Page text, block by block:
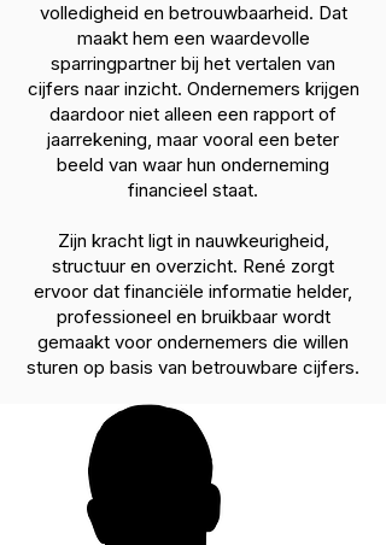
volledigheid en betrouwbaarheid. Dat
maakt hem een waardevolle
sparringpartner bij het vertalen van
cijfers naar inzicht. Ondernemers krijgen
daardoor niet alleen een rapport of
jaarrekening, maar vooral een beter
beeld van waar hun onderneming
financieel staat.
Zijn kracht ligt in nauwkeurigheid,
structuur en overzicht. René zorgt
ervoor dat financiële informatie helder,
professioneel en bruikbaar wordt
gemaakt voor ondernemers die willen
sturen op basis van betrouwbare cijfers.